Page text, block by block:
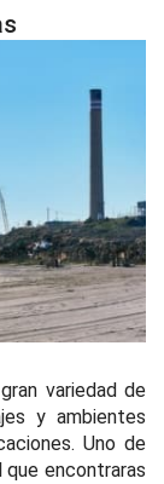
variedad de
y ambientes
Uno de
encontraras